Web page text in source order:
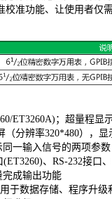
准功能、让使用者仅
ET3260A)；超量程显
（分辨率320*480），
一输入信号的两项参
、RS-232接口
完成输出功能
于数据存储、程序升级